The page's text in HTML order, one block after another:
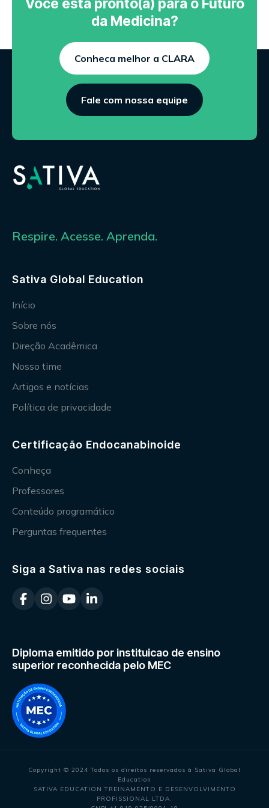
da Medicina?
Conheca melhor a CLARA
Fale com nossa equipe
Respire. Acesse. Aprenda.
Sativa Global Education
Início
Sobre nós
Direção Acadêmica
Nosso time
Artigos e notícias
Política de privacidade
Certificação Endocanabinoide
Conheça
Professores
Conteúdo programático
Perguntas frequentes
Siga a Sativa nas redes sociais
Diploma emitido por instituicao de ensino
superior reconhecida pelo MEC
Copyright © 2024 Todos os direitos reservados à Sativa Global
Education
SATIVA EDUCATION TREINAMENTO E DESENVOLVIMENTO
PROFISSIONAL LTDA.